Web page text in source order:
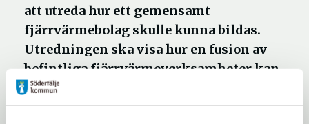
att utreda hur ett gemensamt
fjärrvärmebolag skulle kunna bildas.
Utredningen ska visa hur en fusion av
befintliga fjärrvärmeverksamheter kan
genomföras.